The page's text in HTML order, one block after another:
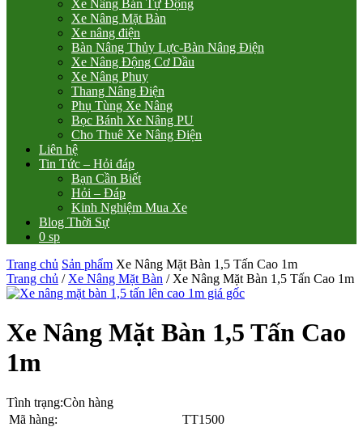
Xe Nâng Bán Tự Động
Xe Nâng Mặt Bàn
Xe nâng điện
Bàn Nâng Thủy Lực-Bàn Nâng Điện
Xe Nâng Động Cơ Dầu
Xe Nâng Phuy
Thang Nâng Điện
Phụ Tùng Xe Nâng
Bọc Bánh Xe Nâng PU
Cho Thuê Xe Nâng Điện
Liên hệ
Tin Tức – Hỏi đáp
Bạn Cần Biết
Hỏi – Đáp
Kinh Nghiệm Mua Xe
Blog Thời Sự
0 sp
Trang chủ Sản phẩm Xe Nâng Mặt Bàn 1,5 Tấn Cao 1m
Trang chủ / Xe Nâng Mặt Bàn / Xe Nâng Mặt Bàn 1,5 Tấn Cao 1m
Xe Nâng Mặt Bàn 1,5 Tấn Cao
1m
Tình trạng:Còn hàng
Mã hàng:
TT1500